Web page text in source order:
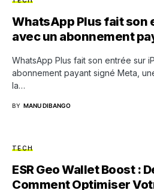
WhatsApp Plus fait son
avec un abonnement
WhatsApp Plus fait son entrée sur
abonnement payant signé Meta,
la…
BY MANU DIBANGO
TECH
ESR Geo Wallet Boost :
Comment Optimiser